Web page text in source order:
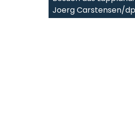
Joerg Carstensen/